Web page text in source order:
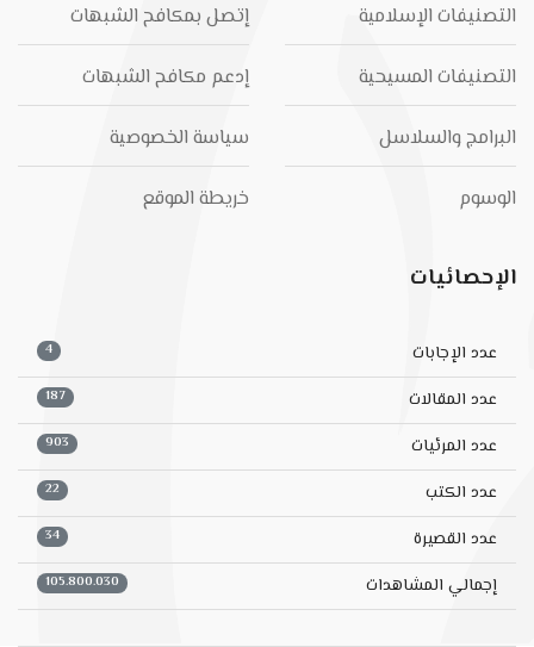
التصنيفات الإسلامية
التصنيفات المسيحية
البرامج والسلاسل
الوسوم
إتصل بمكافح الشبهات
إدعم مكافح الشبهات
سياسة الخصوصية
خريطة الموقع
الإحصائيات
عدد الإجابات 4
عدد المقالات 187
عدد المرئيات 903
عدد الكتب 22
عدد القصيرة 34
إجمالي المشاهدات 105.800.030